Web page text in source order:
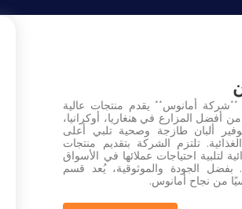
**شركة أمانوس** يقدم منتجات عالية
أفضل المزارع في هنغاريا، أوكرانيا،
ألبان طازجة وصحية تلبي أعلى
تلتزم الشركة بتقديم منتجات
لتلبية احتياجات عملائها في الأسواق
بفضل الجودة والموثوقية، يُعد قسم
من نجاح أمانوس.